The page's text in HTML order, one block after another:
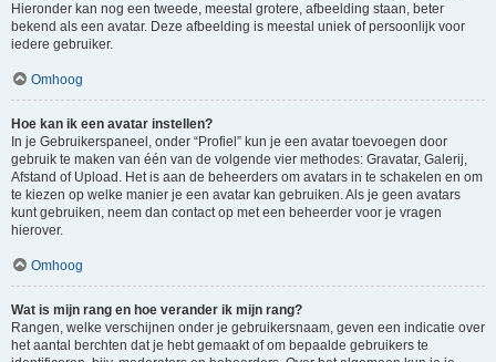
Hieronder kan nog een tweede, meestal grotere, afbeelding staan, beter
bekend als een avatar. Deze afbeelding is meestal uniek of persoonlijk voor
iedere gebruiker.
Omhoog
Hoe kan ik een avatar instellen?
In je Gebruikerspaneel, onder “Profiel” kun je een avatar toevoegen door
gebruik te maken van één van de volgende vier methodes: Gravatar, Galerij,
Afstand of Upload. Het is aan de beheerders om avatars in te schakelen en om
te kiezen op welke manier je een avatar kan gebruiken. Als je geen avatars
kunt gebruiken, neem dan contact op met een beheerder voor je vragen
hierover.
Omhoog
Wat is mijn rang en hoe verander ik mijn rang?
Rangen, welke verschijnen onder je gebruikersnaam, geven een indicatie over
het aantal berchten dat je hebt gemaakt of om bepaalde gebruikers te